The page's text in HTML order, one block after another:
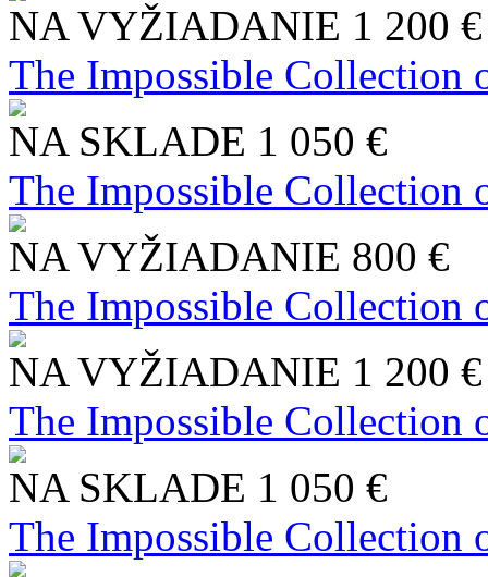
NA VYŽIADANIE 1 200 €
The Impossible Collection
NA SKLADE 1 050 €
The Impossible Collection
NA VYŽIADANIE 800 €
The Impossible Collection
NA VYŽIADANIE 1 200 €
The Impossible Collection
NA SKLADE 1 050 €
The Impossible Collection